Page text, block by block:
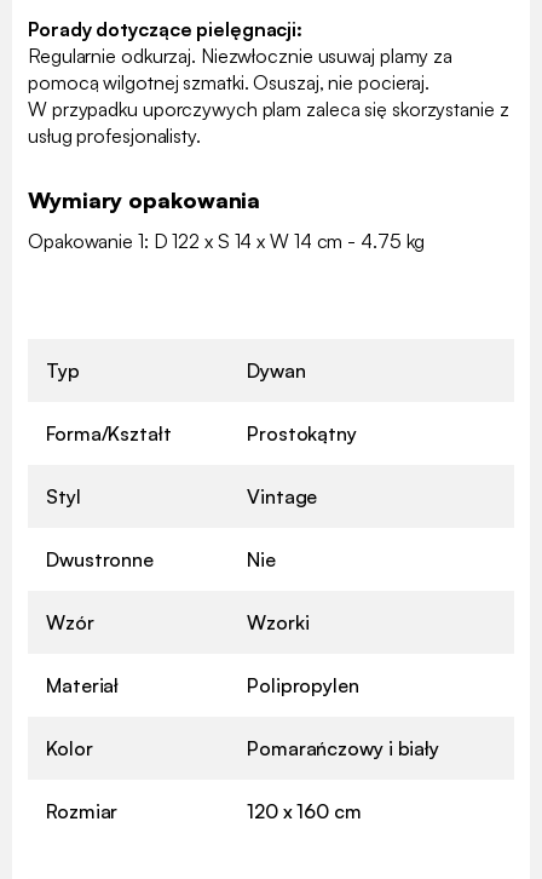
Porady dotyczące pielęgnacji:
Regularnie odkurzaj. Niezwłocznie usuwaj plamy za
pomocą wilgotnej szmatki. Osuszaj, nie pocieraj.
W przypadku uporczywych plam zaleca się skorzystanie z
usług profesjonalisty.
Wymiary opakowania
Opakowanie 1: D 122 x S 14 x W 14 cm - 4.75 kg
Typ Dywan
Forma/Kształt Prostokątny
Styl Vintage
Dwustronne Nie
Wzór Wzorki
Materiał Polipropylen
Kolor Pomarańczowy i biały
Rozmiar 120 x 160 cm